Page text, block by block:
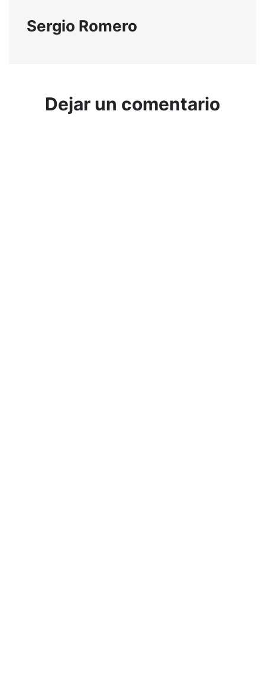
Sergio Romero
Dejar un comentario